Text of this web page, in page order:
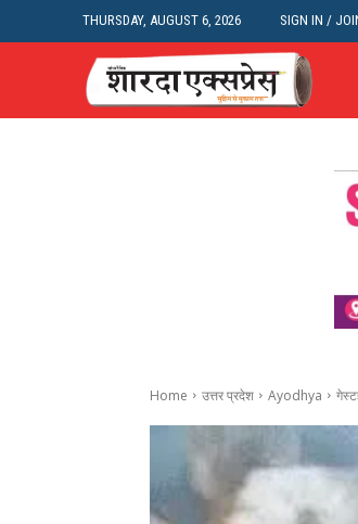
THURSDAY, AUGUST 6, 2026 SIGN IN /
Home उत्तर प्रदेश Ayodhya